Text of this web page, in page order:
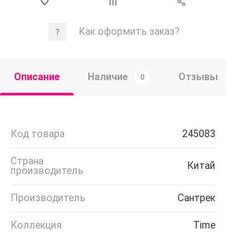
Как оформить заказ?
Описание Наличие 0 Отзывы
Код товара 245083
Страна
производитель
Китай
Производитель Сантрек
Коллекция Time